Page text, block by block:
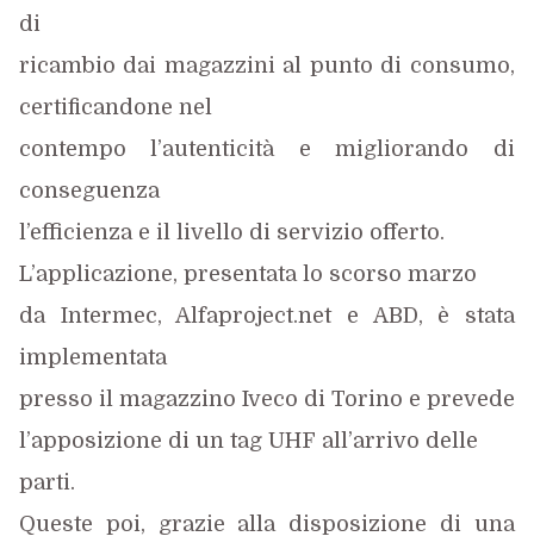
di
ricambio dai magazzini al punto di consumo,
certificandone nel
contempo l’autenticità e migliorando di
conseguenza
l’efficienza e il livello di servizio offerto.
L’applicazione, presentata lo scorso marzo
da Intermec, Alfaproject.net e ABD, è stata
implementata
presso il magazzino Iveco di Torino e prevede
l’apposizione di un tag UHF all’arrivo delle
parti.
Queste poi, grazie alla disposizione di una